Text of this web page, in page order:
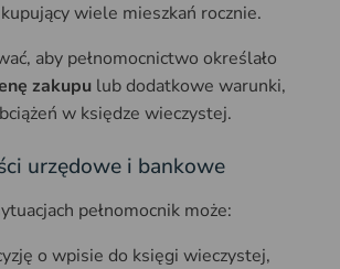
wiele mieszkań rocznie.
aby pełnomocnictwo określało
zakupu lub dodatkowe warunki,
w księdze wieczystej.
urzędowe i bankowe
pełnomocnik może:
o wpisie do księgi wieczystej,